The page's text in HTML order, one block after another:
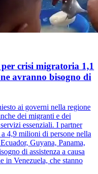
crisi migratoria 1,1
avranno bisogno di
ai governi nella regione
dei migranti e dei
essenziali. I partner
4,9 milioni di persone nella
Guyana, Panama,
di assistenza a causa
in Venezuela, che stanno